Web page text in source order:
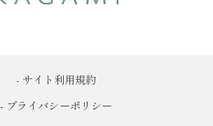
- サイト利用規約
- プライバシーポリシー